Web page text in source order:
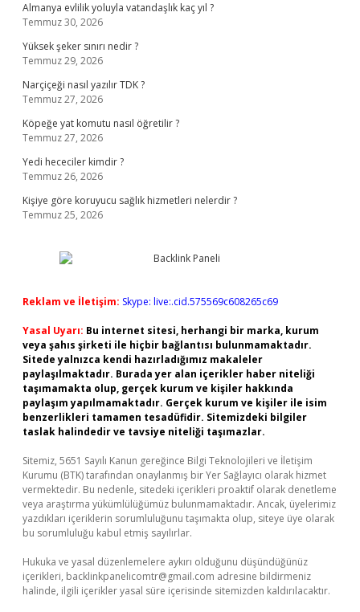
Almanya evlilik yoluyla vatandaşlık kaç yıl ?
Temmuz 30, 2026
Yüksek şeker sınırı nedir ?
Temmuz 29, 2026
Narçiçeği nasıl yazılır TDK ?
Temmuz 27, 2026
Köpeğe yat komutu nasıl öğretilir ?
Temmuz 27, 2026
Yedi hececiler kimdir ?
Temmuz 26, 2026
Kişiye göre koruyucu sağlık hizmetleri nelerdir ?
Temmuz 25, 2026
Reklam ve İletişim: Skype: live:.cid.575569c608265c69
Yasal Uyarı: Bu internet sitesi, herhangi bir marka, kurum
veya şahıs şirketi ile hiçbir bağlantısı bulunmamaktadır.
Sitede yalnızca kendi hazırladığımız makaleler
paylaşılmaktadır. Burada yer alan içerikler haber niteliği
taşımamakta olup, gerçek kurum ve kişiler hakkında
paylaşım yapılmamaktadır. Gerçek kurum ve kişiler ile isim
benzerlikleri tamamen tesadüfidir. Sitemizdeki bilgiler
taslak halindedir ve tavsiye niteliği taşımazlar.
Sitemiz, 5651 Sayılı Kanun gereğince Bilgi Teknolojileri ve İletişim
Kurumu (BTK) tarafından onaylanmış bir Yer Sağlayıcı olarak hizmet
vermektedir. Bu nedenle, sitedeki içerikleri proaktif olarak denetleme
veya araştırma yükümlülüğümüz bulunmamaktadır. Ancak, üyelerimiz
yazdıkları içeriklerin sorumluluğunu taşımakta olup, siteye üye olarak
bu sorumluluğu kabul etmiş sayılırlar.
Hukuka ve yasal düzenlemelere aykırı olduğunu düşündüğünüz
içerikleri, backlinkpanelicomtr@gmail.com adresine bildirmeniz
halinde, ilgili içerikler yasal süre içerisinde sitemizden kaldırılacaktır.